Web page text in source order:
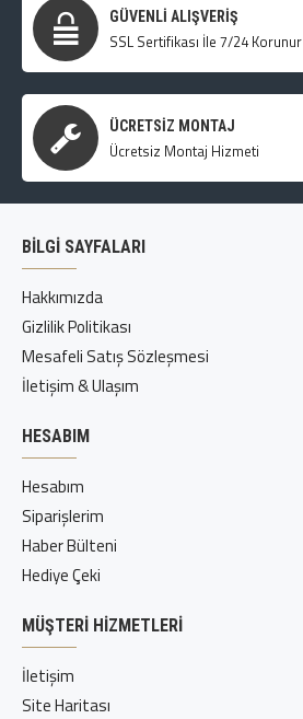
GÜVENLI ALIŞVERIŞ
SSL Sertifikası İle 7/24 Korunur
ÜCRETSIZ MONTAJ
Ücretsiz Montaj Hizmeti
BİLGİ SAYFALARI
Hakkımızda
Gizlilik Politikası
Mesafeli Satış Sözleşmesi
İletişim & Ulaşım
HESABIM
Hesabım
Siparişlerim
Haber Bülteni
Hediye Çeki
MÜŞTERI HIZMETLERI
İletişim
Site Haritası